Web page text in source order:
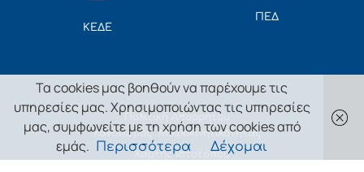
ΚΕΔΕ
ΠΕΔ
Πολιτική Απορρήτου
Κανονισμός Μικροκινητικότητας
Χάρτης Ιστοτόπου
Τα cookies μας βοηθούν να παρέχουμε τις
υπηρεσίες μας. Χρησιμοποιώντας τις υπηρεσίες
μας, συμφωνείτε με τη χρήση των cookies από
εμάς.
Περισσότερα Δέχομαι